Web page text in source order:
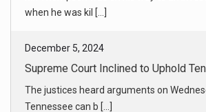
The justices heard arguments on
December 4, 2024
Outside the Supreme Court, America’s
[...]